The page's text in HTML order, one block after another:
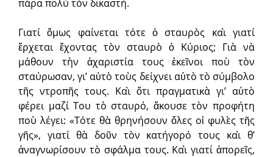
πάρα πολὺ τὸν δικαστή.
Γιατί ὅμως φαίνεται τότε ὁ σταυρὸς καὶ γιατί
ἔρχεται ἔχοντας τὸν σταυρὸ ὁ Κύριος; Γιὰ νὰ
μάθουν τὴν ἀχαριστία τους ἐκεῖνοι ποὺ τὸν
σταύρωσαν, γι’ αὐτὸ τοὺς δείχνει αὐτὸ τὸ σύμβολο
τῆς ντροπῆς τους. Καὶ ὅτι πραγματικὰ γι’ αὐτὸ
φέρει μαζί Του τὸ σταυρό, ἄκουσε τὸν προφήτη
ποὺ λέγει: «Τότε θὰ θρηνήσουν ὅλες οἱ φυλὲς τῆς
γῆς», γιατί θὰ δοῦν τὸν κατήγορό τους καὶ θ’
ἀναγνωρίσουν τὸ σφάλμα τους. Καὶ γιατί ἀπορεῖς,